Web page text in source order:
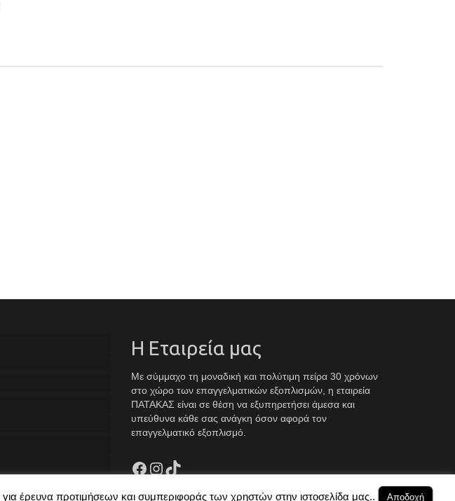
Η Εταιρεία μας
Με σύμμαχο τη μοναδική και πολύτιμη πείρα 30 χρόνων
στο χώρο των επαγγελματικών εξοπλισμών, η εταιρεία
ΠΑΤΑΚΑΣ είναι σε θέση να εξυπηρετήσει άμεσα και
υπεύθυνα κάθε σας ανάγκη όσον αφορά τον
επαγγελματικό εξοπλισμό.
Facebook
Instagram
TikTok
έρευνα προτιμήσεων και συμπεριφοράς των χρηστών στην ιστοσελίδα μας.. Αποδοχή